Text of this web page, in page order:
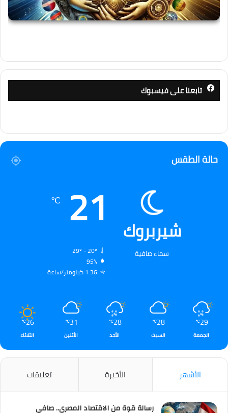
تابعنا على فيسبوك
حالة الطقس
شيربروك
سماء صافية
21
℃
95%
1.36 كيلومتر/ساعة
29
℃
الجمعة
28
℃
السبت
28
℃
الأحد
31
℃
الأثنين
26
℃
الثلاثاء
الأشهر الأخيرة تعليقات
رسالة قوة من الاقتصاد المصري.. صافي